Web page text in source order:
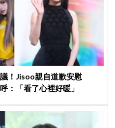
！Jisoo親自道歉安慰
：「看了心裡好暖」